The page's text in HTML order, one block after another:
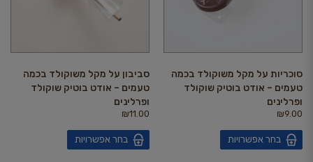
סוכריות על מקל משוקולד בכמה
טעמים – אודט בוטיק שוקולד
ופרלינים
₪9.00
בחר אפשרויות
סביבון על מקל משוקולד בכמה
טעמים – אודט בוטיק שוקולד
ופרלינים
₪11.00
בחר אפשרויות